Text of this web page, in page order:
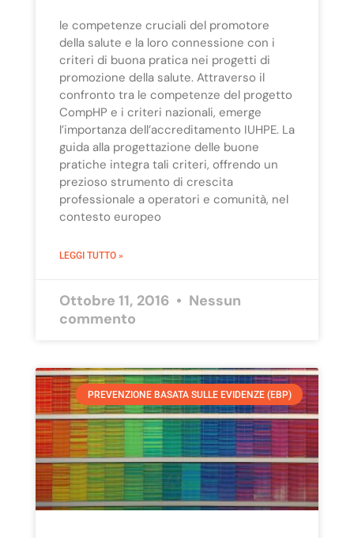
le competenze cruciali del promotore
della salute e la loro connessione con i
criteri di buona pratica nei progetti di
promozione della salute. Attraverso il
confronto tra le competenze del progetto
CompHP e i criteri nazionali, emerge
l’importanza dell’accreditamento IUHPE. La
guida alla progettazione delle buone
pratiche integra tali criteri, offrendo un
prezioso strumento di crescita
professionale a operatori e comunità, nel
contesto europeo
LEGGI TUTTO »
Ottobre 11, 2016
Nessun
commento
PREVENZIONE BASATA SULLE EVIDENZE (EBP)